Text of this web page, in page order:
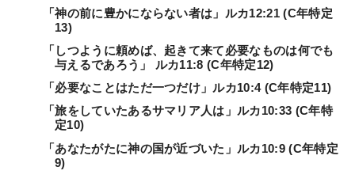
「神の前に豊かにならない者は」ルカ12:21 (C年特定
13)
「しつように頼めば、起きて来て必要なものは何でも
与えるであろう」 ルカ11:8 (C年特定12)
「必要なことはただ一つだけ」ルカ10:4 (C年特定11)
「旅をしていたあるサマリア人は」ルカ10:33 (C年特
定10)
「あなたがたに神の国が近づいた」ルカ10:9 (C年特定
9)